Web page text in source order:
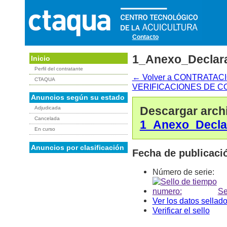
Contacto
← Volver a
VERIFICACIONES DE
Descargar
Fecha de
Número de serie:
Ver los datos
Verificar el sello
Inicio
Perfil del contratante
CTAQUA
Anuncios según su estado
Adjudicada
Cancelada
En curso
Anuncios por clasificación